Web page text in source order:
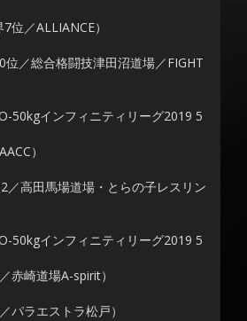
位／ALLIANCE）
／総合格闘技津田沼道場／FIGHT
50kgインフィニティリーグ2019 5
）
／高田馬場道場・とらの子レスリン
50kgインフィニティリーグ2019 5
赤崎道場A-spirit）
パラエストラ松戸）